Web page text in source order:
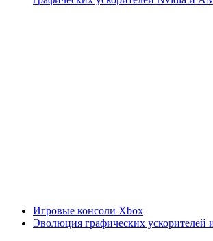
Игровые консоли Xbox
Эволюция графических ускорителей